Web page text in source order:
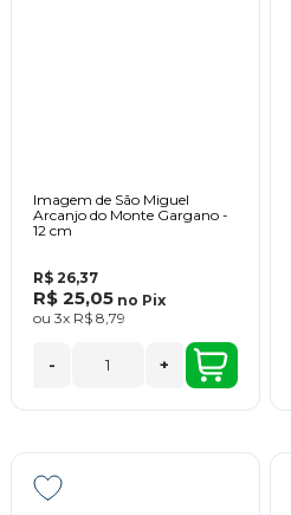
Imagem de São Miguel
Arcanjo do Monte Gargano -
12 cm
R$ 26,37
R$ 25,05 no Pix
ou 3x R$ 8,79
- +